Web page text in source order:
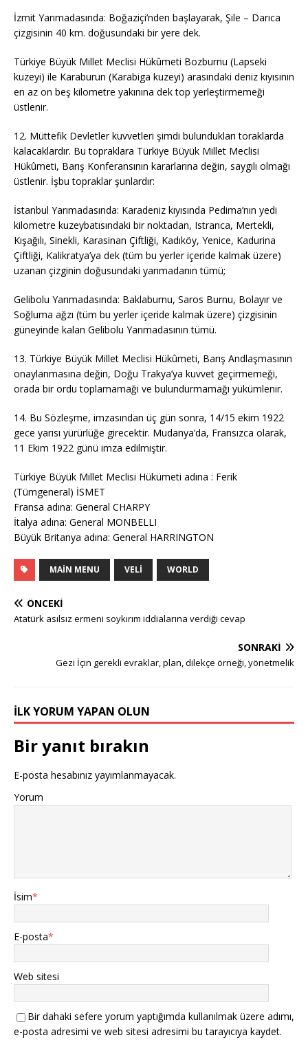
İzmit Yarımadasında: Boğaziçi’nden başlayarak, Şile – Darıca
çizgisinin 40 km. doğusundaki bir yere dek.
Türkiye Büyük Millet Meclisi Hükûmeti Bozburnu (Lapseki
kuzeyi) ile Karaburun (Karabiga kuzeyi) arasındaki deniz kıyısının
en az on beş kilometre yakınına dek top yerleştirmemeği
üstlenir.
12. Müttefik Devletler kuvvetleri şimdi bulundukları toraklarda
kalacaklardır. Bu topraklara Türkiye Büyük Millet Meclisi
Hükûmeti, Barış Konferansının kararlarına değin, saygılı olmağı
üstlenir. İşbu topraklar şunlardır:
İstanbul Yarımadasında: Karadeniz kıyısında Pedima’nın yedi
kilometre kuzeybatısındaki bir noktadan, Istranca, Mertekli,
Kışağılı, Sinekli, Karasinan Çiftliği, Kadıköy, Yenice, Kadurina
Çiftliği, Kalikratya’ya dek (tüm bu yerler içeride kalmak üzere)
uzanan çizginin doğusundaki yarımadanın tümü;
Gelibolu Yarımadasında: Baklaburnu, Saros Burnu, Bolayır ve
Soğluma ağzı (tüm bu yerler içeride kalmak üzere) çizgisinin
güneyinde kalan Gelibolu Yarımadasının tümü.
13. Türkiye Büyük Millet Meclisi Hükûmeti, Barış Andlaşmasının
onaylanmasına değin, Doğu Trakya’ya kuvvet geçirmemeği,
orada bir ordu toplamamağı ve bulundurmamağı yükümlenir.
14. Bu Sözleşme, imzasından üç gün sonra, 14/15 ekim 1922
gece yarısı yürürlüğe girecektir. Mudanya’da, Fransızca olarak,
11 Ekim 1922 günü imza edilmiştir.
Türkiye Büyük Millet Meclisi Hükümeti adına : Ferik
(Tümgeneral) İSMET
Fransa adına: General CHARPY
İtalya adına: General MONBELLI
Büyük Britanya adına: General HARRINGTON
MAIN MENU VELI WORLD
ÖNCEKI
Atatürk asılsız ermeni soykırım iddialarına verdiği cevap
SONRAKI
Gezi İçin gerekli evraklar, plan, dilekçe örneği, yönetmelik
İLK YORUM YAPAN OLUN
Bir yanıt bırakın
E-posta hesabınız yayımlanmayacak.
Yorum
İsim*
E-posta*
Web sitesi
Bir dahaki sefere yorum yaptığımda kullanılmak üzere adımı,
e-posta adresimi ve web sitesi adresimi bu tarayıcıya kaydet.